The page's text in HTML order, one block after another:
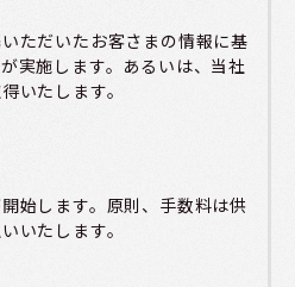
ただいたお客さまの情報に基
実施します。あるいは、当社
いたします。
始します。原則、手数料は供
いたします。